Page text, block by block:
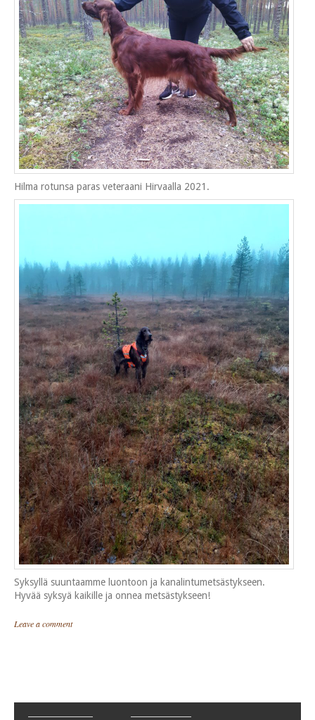
Hilma rotunsa paras veteraani Hirvaalla 2021.
Syksyllä suuntaamme luontoon ja kanalintumetsästykseen.
Hyvää syksyä kaikille ja onnea metsästykseen!
Leave a comment
Post navigation